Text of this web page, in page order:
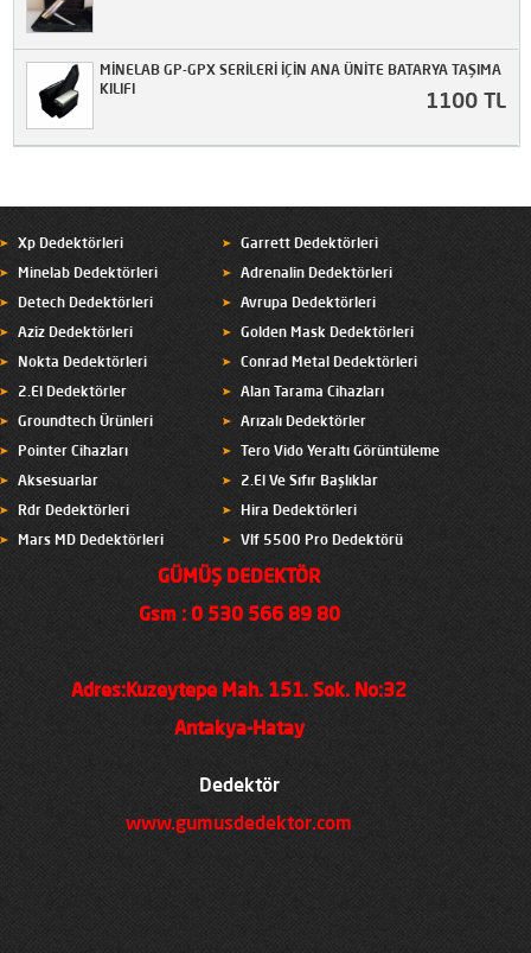
MİNELAB GP-GPX SERİLERİ İÇİN ANA ÜNİTE BATARYA TAŞIMA
KILIFI
1100 TL
Xp Dedektörleri Garrett Dedektörleri
Minelab Dedektörleri Adrenalin Dedektörleri
Detech Dedektörleri Avrupa Dedektörleri
Aziz Dedektörleri Golden Mask Dedektörleri
Nokta Dedektörleri Conrad Metal Dedektörleri
2.El Dedektörler Alan Tarama Cihazları
Groundtech Ürünleri Arızalı Dedektörler
Pointer Cihazları Tero Vido Yeraltı Görüntüleme
Aksesuarlar 2.El Ve Sıfır Başlıklar
Rdr Dedektörleri Hira Dedektörleri
Mars MD Dedektörleri Vlf 5500 Pro Dedektörü
GÜMÜŞ DEDEKTÖR
Gsm : 0 530 566 89 80
Adres:Kuzeytepe Mah. 151. Sok. No:32
Antakya-Hatay
Dedektör
www.gumusdedektor.com